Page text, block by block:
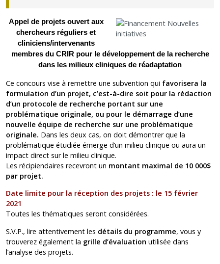
Accessibilité
Espace membre
Appel de projets ouvert aux
chercheurs réguliers et
cliniciens/intervenants
membres du CRIR pour le développement de la recherche
dans les milieux cliniques de réadaptation
Ce concours vise à remettre une subvention qui favorisera la
formulation d’un projet, c’est-à-dire soit pour la rédaction
d’un protocole de recherche portant sur une
problématique originale, ou pour le démarrage d’une
nouvelle équipe de recherche sur une problématique
originale. Dans les deux cas, on doit démontrer que la
problématique étudiée émerge d’un milieu clinique ou aura un
impact direct sur le milieu clinique.
Les récipiendaires recevront un montant maximal de 10 000$
par projet.
Date limite pour la réception des projets : le 15 février
2021
Toutes les thématiques seront considérées.
S.V.P., lire attentivement les détails du programme, vous y
trouverez également la grille d’évaluation utilisée dans
l’analyse des projets.